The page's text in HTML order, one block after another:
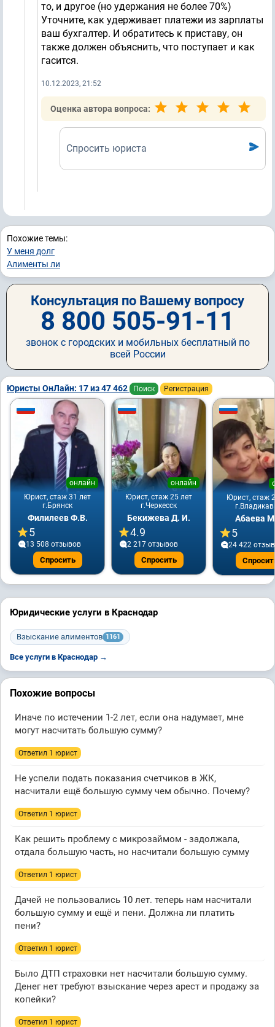
то, и другое (но удержания не более 70%)
Уточните, как удерживает платежи из зарплаты
ваш бухгалтер. И обратитесь к приставу, он
также должен объяснить, что поступает и как
гасится.
10.12.2023, 21:52
Оценка автора вопроса:
Спросить юриста
Похожие темы:
У меня долг
Алименты ли
Консультация по Вашему вопросу
8 800 505-91-11
звонок с городских и мобильных бесплатный по
всей России
Юристы ОнЛайн: 17 из 47 462 Поиск Регистрация
Юрист, стаж 31 лет
онлайн
г.Брянск
Филилеев Ф.В.
5
13 508 отзывов
Спросить
Юрист, стаж 25 лет
онлайн
г.Черкесск
Бекижева Д. И.
4.9
2 217 отзывов
Спросить
Юрист, стаж
Абаева
5
24 422
Юридические услуги в Краснодар
Взыскание алиментов 1161
Все услуги в Краснодар →
Похожие вопросы
Иначе по истечении 1-2 лет, если она надумает, мне
могут насчитать большую сумму?
Ответил 1 юрист
Не успели подать показания счетчиков в ЖК,
насчитали ещё большую сумму чем обычно. Почему?
Ответил 1 юрист
Как решить проблему с микрозаймом - задолжала,
отдала большую часть, но насчитали большую сумму
Ответил 1 юрист
Дачей не пользовались 10 лет. теперь нам насчитали
большую сумму и ещё и пени. Должна ли платить
пени?
Ответил 1 юрист
Было ДТП страховки нет насчитали большую сумму.
Денег нет требуют взыскание через арест и продажу за
копейки?
Ответил 1 юрист